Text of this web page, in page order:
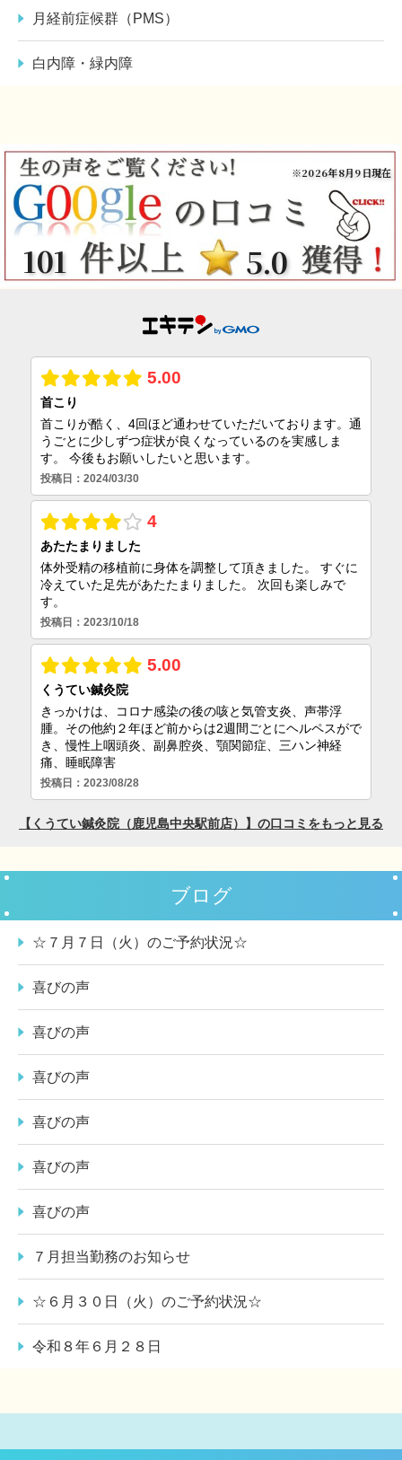
月経前症候群（PMS）
白内障・緑内障
※2026年8月9日現在
101 5.0
ブログ
☆７月７日（火）のご予約状況☆
喜びの声
喜びの声
喜びの声
喜びの声
喜びの声
喜びの声
７月担当勤務のお知らせ
☆６月３０日（火）のご予約状況☆
令和８年６月２８日